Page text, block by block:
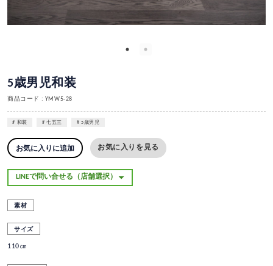
5歳男児和装
商品コード : YMW5-28
和装 七五三 5歳男児
お気に入りに追加 お気に入りを見る
素材
サイズ
110㎝